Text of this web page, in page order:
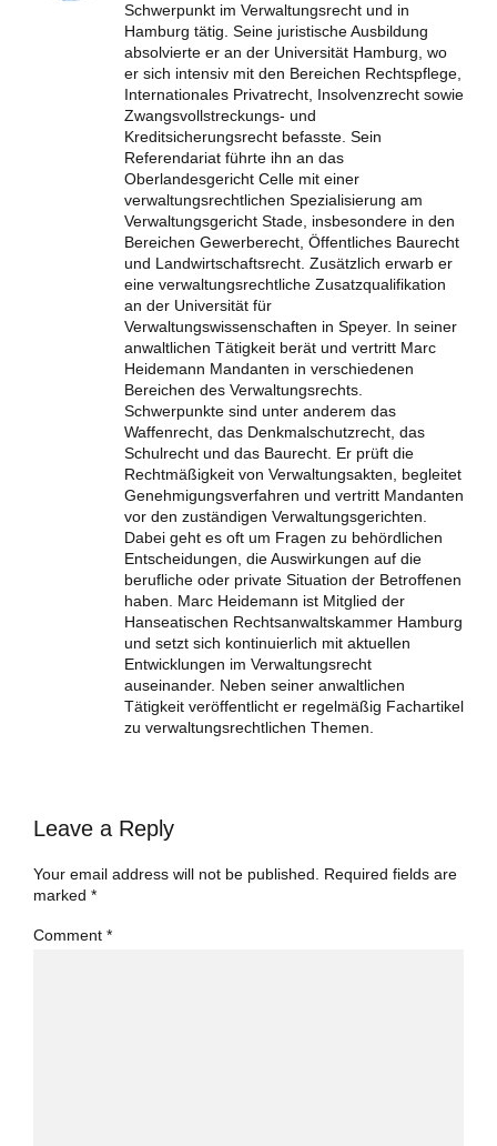
Schwerpunkt im Verwaltungsrecht und in
Hamburg tätig. Seine juristische Ausbildung
absolvierte er an der Universität Hamburg, wo
er sich intensiv mit den Bereichen Rechtspflege,
Internationales Privatrecht, Insolvenzrecht sowie
Zwangsvollstreckungs- und
Kreditsicherungsrecht befasste. Sein
Referendariat führte ihn an das
Oberlandesgericht Celle mit einer
verwaltungsrechtlichen Spezialisierung am
Verwaltungsgericht Stade, insbesondere in den
Bereichen Gewerberecht, Öffentliches Baurecht
und Landwirtschaftsrecht. Zusätzlich erwarb er
eine verwaltungsrechtliche Zusatzqualifikation
an der Universität für
Verwaltungswissenschaften in Speyer. In seiner
anwaltlichen Tätigkeit berät und vertritt Marc
Heidemann Mandanten in verschiedenen
Bereichen des Verwaltungsrechts.
Schwerpunkte sind unter anderem das
Waffenrecht, das Denkmalschutzrecht, das
Schulrecht und das Baurecht. Er prüft die
Rechtmäßigkeit von Verwaltungsakten, begleitet
Genehmigungsverfahren und vertritt Mandanten
vor den zuständigen Verwaltungsgerichten.
Dabei geht es oft um Fragen zu behördlichen
Entscheidungen, die Auswirkungen auf die
berufliche oder private Situation der Betroffenen
haben. Marc Heidemann ist Mitglied der
Hanseatischen Rechtsanwaltskammer Hamburg
und setzt sich kontinuierlich mit aktuellen
Entwicklungen im Verwaltungsrecht
auseinander. Neben seiner anwaltlichen
Tätigkeit veröffentlicht er regelmäßig Fachartikel
zu verwaltungsrechtlichen Themen.
Leave a Reply
Your email address will not be published. Required fields are
marked *
Comment *